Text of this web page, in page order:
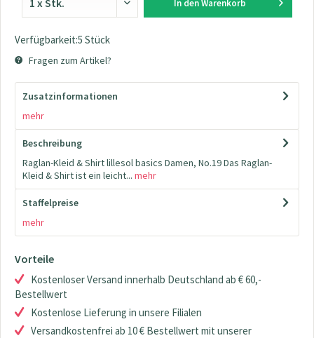
In den Warenkorb
Verfügbarkeit:5 Stück
Fragen zum Artikel?
Zusatzinformationen
mehr
Beschreibung
Raglan-Kleid & Shirt lillesol basics Damen, No.19 Das Raglan-
Kleid & Shirt ist ein leicht... mehr
Staffelpreise
mehr
Vorteile
Kostenloser Versand innerhalb Deutschland ab € 60,-
Bestellwert
Kostenlose Lieferung in unsere Filialen
Versandkostenfrei ab 10 € Bestellwert mit unserer